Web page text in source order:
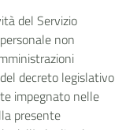
del Servizio
non
decreto legislativo
impegnato nelle
presente